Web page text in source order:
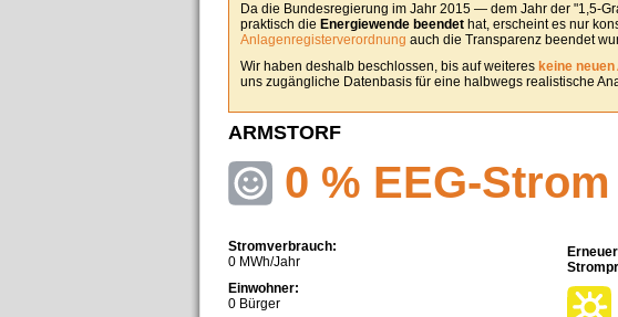
Da die Bundesregierung im Jahr 2015 — dem Jahr der "1,5-
praktisch die Energiewende beendet hat, erscheint es nur
Anlagenregisterverordnung auch die Transparenz beendet
Wir haben deshalb beschlossen, bis auf weiteres keine neuen
uns zugängliche Datenbasis für eine halbwegs realistische
ARMSTORF
0 % EEG-Strom
Stromverbrauch:
0 MWh/Jahr
Einwohner:
0 Bürger